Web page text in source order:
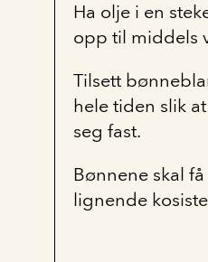
Ha olje i en
opp til middels
Tilsett
hele tiden slik
seg fast.
Bønnene skal
lignende